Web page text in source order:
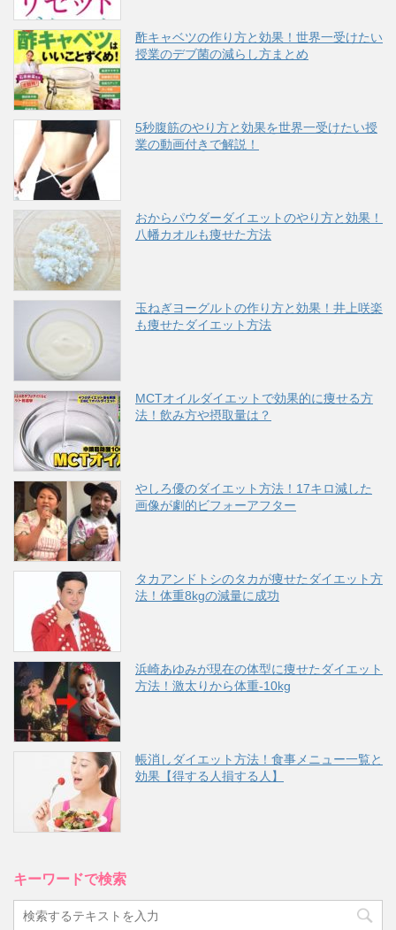
酢キャベツの作り方と効果！世界一受けたい
授業のデブ菌の減らし方まとめ
5秒腹筋のやり方と効果を世界一受けたい授
業の動画付きで解説！
おからパウダーダイエットのやり方と効果！
八幡カオルも痩せた方法
玉ねぎヨーグルトの作り方と効果！井上咲楽
も痩せたダイエット方法
MCTオイルダイエットで効果的に痩せる方
法！飲み方や摂取量は？
やしろ優のダイエット方法！17キロ減した
画像が劇的ビフォーアフター
タカアンドトシのタカが痩せたダイエット方
法！体重8kgの減量に成功
浜崎あゆみが現在の体型に痩せたダイエット
方法！激太りから体重-10kg
帳消しダイエット方法！食事メニュー一覧と
効果【得する人損する人】
キーワードで検索